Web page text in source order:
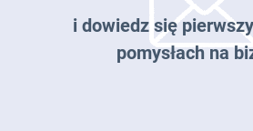
i dowiedz się
pomysłach na